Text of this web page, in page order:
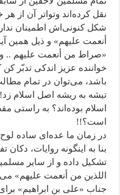
نقل کرده‌اند وتواتر آن از
شکل کنونی‌اش اطمینان
أنعمت علیهم» و ذیل همین
«صراط من أنعمت علیهم ..
خواننده عزیز اندکی تدبّر
باشد، می‌توان در تمام
تیشه به ریشه اصل اسلام
اسلام بوده‌اند؟ به راستی
است؟!!
در زمان ما عده‌ای ساده‌ لوح
بنا به اینگونه روایات،
تشکیل داده و از سایر
اللذین من أنعمت علیهم»
جناب «علی بن ابراهیم»